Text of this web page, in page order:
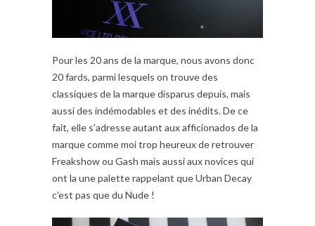
Pour les 20 ans de la marque, nous avons donc
20 fards, parmi lesquels on trouve des
classiques de la marque disparus depuis, mais
aussi des indémodables et des inédits. De ce
fait, elle s’adresse autant aux afficionados de la
marque comme moi trop heureux de retrouver
Freakshow ou Gash mais aussi aux novices qui
ont la une palette rappelant que Urban Decay
c’est pas que du Nude !